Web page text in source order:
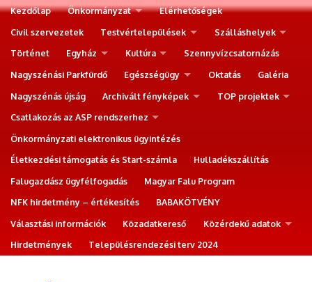
Kezdőlap Önkormányzat
Elérhetőségek
Civil szervezetek
Testvértelepülések
Szálláshelyek
Történet
Egyház Kultúra
Szennyvízcsatornázás
Nagyszénási Parkfürdő
Egészségügy Oktatás
Galéria
Nagyszénás újság
Archivált fényképek
TOP projektek
Csatlakozás az ASP rendszerhez
Önkormányzati elektronikus ügyintézés
Életkezdési támogatás és Start-számla
Hulladékszállítás
Falugazdász ügyfélfogadás
Magyar Falu Program
NFK hirdetmény – értékesítés
BABAKÖTVÉNY
Választási információk
Közadatkereső
Közérdekű adatok
Hirdetmények
Településrendezési terv 2024